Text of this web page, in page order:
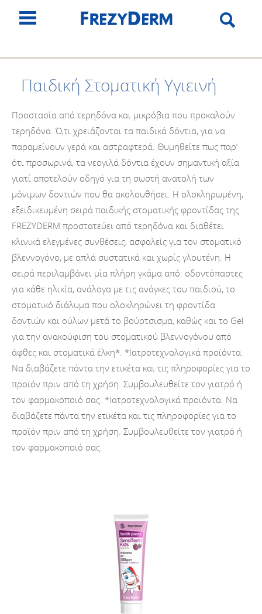
Παιδική Στοματική Υγιεινή
Προστασία από τερηδόνα και μικρόβια που προκαλούν
τερηδόνα. Ό,τι χρειάζονται τα παιδικά δόντια, για να
παραμείνουν γερά και αστραφτερά. Θυμηθείτε πως παρ’
ότι προσωρινά, τα νεογιλά δόντια έχουν σημαντική αξία
γιατί αποτελούν οδηγό για τη σωστή ανατολή των
μόνιμων δοντιών που θα ακολουθήσει. Η ολοκληρωμένη,
εξειδικευμένη σειρά παιδικής στοματικής φροντίδας της
FREZYDERM προστατεύει από τερηδόνα και διαθέτει
κλινικά ελεγμένες συνθέσεις, ασφαλείς για τον στοματικό
βλεννογόνο, με απλά συστατικά και χωρίς γλουτένη. Η
σειρά περιλαμβάνει μία πλήρη γκάμα από: οδοντόπαστες
για κάθε ηλικία, ανάλογα με τις ανάγκες του παιδιού, το
στοματικό διάλυμα που ολοκληρώνει τη φροντίδα
δοντιών και ούλων μετά το βούρτσισμα, καθώς και το Gel
για την ανακούφιση του στοματικού βλεννογόνου από
άφθες και στοματικά έλκη*. *Ιατροτεχνολογικά προϊόντα.
Να διαβάζετε πάντα την ετικέτα και τις πληροφορίες για το
προϊόν πριν από τη χρήση. Συμβουλευθείτε τον γιατρό ή
τον φαρμακοποιό σας. *Ιατροτεχνολογικά προϊόντα. Να
διαβάζετε πάντα την ετικέτα και τις πληροφορίες για το
προϊόν πριν από τη χρήση. Συμβουλευθείτε τον γιατρό ή
τον φαρμακοποιό σας.